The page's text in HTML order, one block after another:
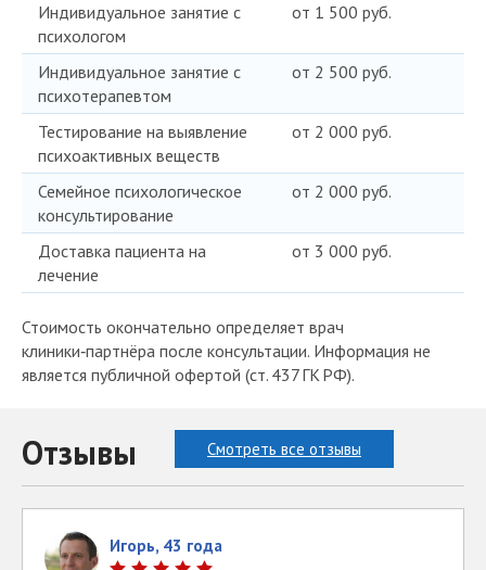
Индивидуальное занятие с
психологом
от 1 500 руб.
Индивидуальное занятие с
психотерапевтом
от 2 500 руб.
Тестирование на выявление
психоактивных веществ
от 2 000 руб.
Семейное психологическое
консультирование
от 2 000 руб.
Доставка пациента на
лечение
от 3 000 руб.
Стоимость окончательно определяет врач
клиники‑партнёра после консультации. Информация не
является публичной офертой (ст. 437 ГК РФ).
Отзывы Смотреть все отзывы
Игорь, 43 года